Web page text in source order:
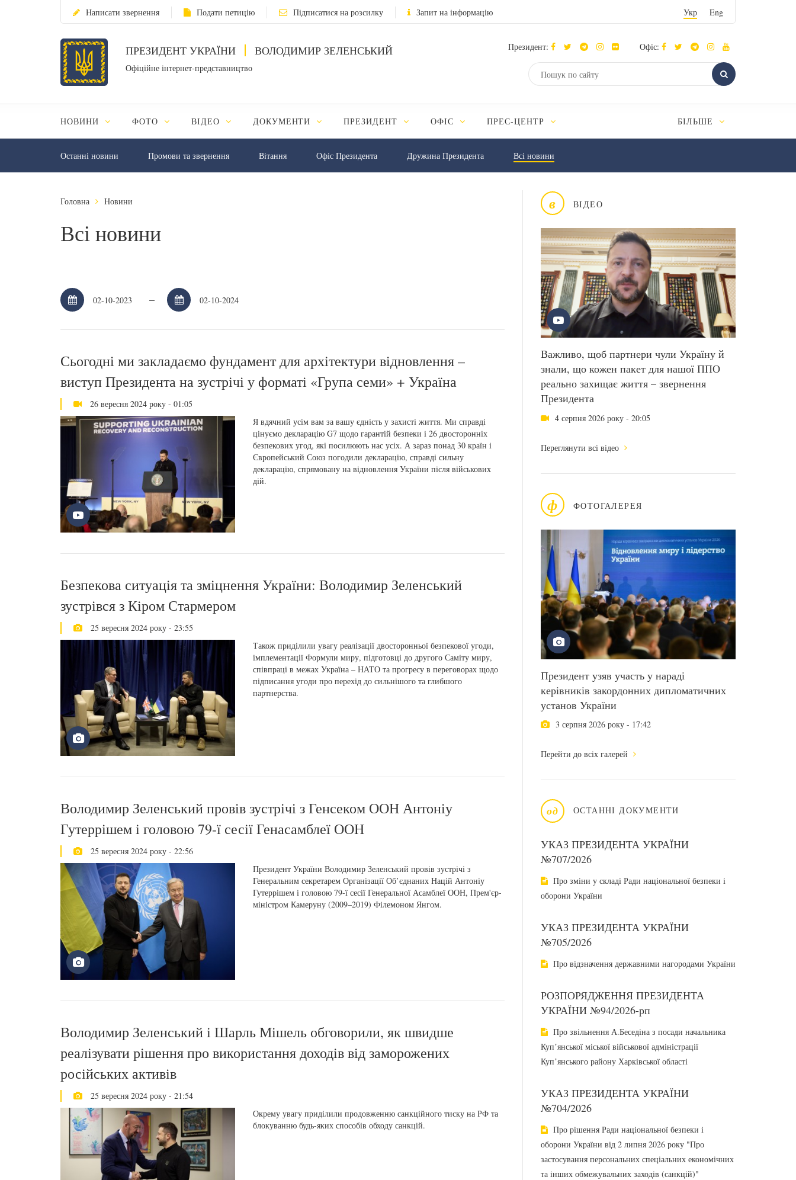
Написати звернення Подати петицію Підписатися на розсилку Запит на інформацію Укр Eng
ПРЕЗИДЕНТ УКРАЇНИ ВОЛОДИМИР ЗЕЛЕНСЬКИЙ
Офіційне інтернет-представництво
Президент: Офіс:
НОВИНИ ФОТО ВІДЕО ДОКУМЕНТИ ПРЕЗИДЕНТ ОФІС ПРЕС-ЦЕНТР БІЛЬШЕ
Останні новини Промови та звернення Вiтання Офіс Президента Дружина Президента Всі новини
в ВІДЕО
Важливо, щоб партнери чули Україну й
знали, що кожен пакет для нашої ППО
реально захищає життя – звернення
Президента
4 серпня 2026 року - 20:05
Переглянути всі відео
ф ФОТОГАЛЕРЕЯ
Президент узяв участь у нараді
керівників закордонних дипломатичних
установ України
3 серпня 2026 року - 17:42
Перейти до всіх галерей
од ОСТАННІ ДОКУМЕНТИ
УКАЗ ПРЕЗИДЕНТА УКРАЇНИ
№707/2026
Про зміни у складі Ради національної безпеки і
оборони України
УКАЗ ПРЕЗИДЕНТА УКРАЇНИ
№705/2026
Про відзначення державними нагородами України
РОЗПОРЯДЖЕННЯ ПРЕЗИДЕНТА
УКРАЇНИ №94/2026-рп
Про звільнення А.Беседіна з посади начальника
Купʼянської міської військової адміністрації
Купʼянського району Харківської області
УКАЗ ПРЕЗИДЕНТА УКРАЇНИ
№704/2026
Про рішення Ради національної безпеки і
оборони України від 2 липня 2026 року "Про
застосування персональних спеціальних економічних
та інших обмежувальних заходів (санкцій)"
Головна Новини
Всі новини
–
Сьогодні ми закладаємо фундамент для архітектури відновлення –
виступ Президента на зустрічі у форматі «Група семи» + Україна
26 вересня 2024 року - 01:05
Я вдячний усім вам за вашу єдність у захисті життя. Ми справді
цінуємо декларацію G7 щодо гарантій безпеки і 26 двосторонніх
безпекових угод, які посилюють нас усіх. А зараз понад 30 країн і
Європейський Союз погодили декларацію, справді сильну
декларацію, спрямовану на відновлення України після військових
дій.
Безпекова ситуація та зміцнення України: Володимир Зеленський
зустрівся з Кіром Стармером
25 вересня 2024 року - 23:55
Також приділили увагу реалізації двосторонньої безпекової угоди,
імплементації Формули миру, підготовці до другого Саміту миру,
співпраці в межах Україна – НАТО та прогресу в переговорах щодо
підписання угоди про перехід до сильнішого та глибшого
партнерства.
Володимир Зеленський провів зустрічі з Генсеком ООН Антоніу
Гутеррішем і головою 79-ї сесії Генасамблеї ООН
25 вересня 2024 року - 22:56
Президент України Володимир Зеленський провів зустрічі з
Генеральним секретарем Організації Об’єднаних Націй Антоніу
Гутеррішем і головою 79-ї сесії Генеральної Асамблеї ООН, Прем'єр-
міністром Камеруну (2009–2019) Філемоном Янгом.
Володимир Зеленський і Шарль Мішель обговорили, як швидше
реалізувати рішення про використання доходів від заморожених
російських активів
25 вересня 2024 року - 21:54
Окрему увагу приділили продовженню санкційного тиску на РФ та
блокуванню будь-яких способів обходу санкцій.